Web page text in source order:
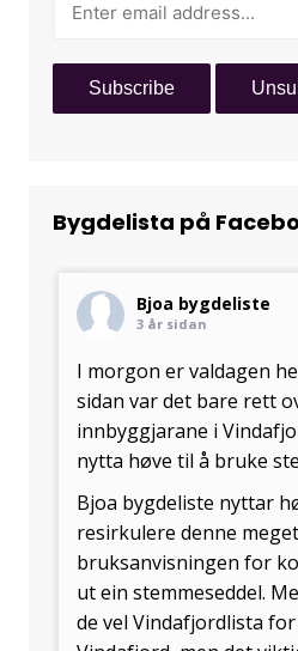
Bygdelista på
Bjoa bygdeliste
3 år sidan
I morgon er valdagen
sidan var det bare rett
innbyggjarane i
nytta høve til å bruke
Bjoa bygdeliste nyttar
resirkulere denne
bruksanvisningen for
ut ein stemmeseddel.
de vel Vindafjordlista for